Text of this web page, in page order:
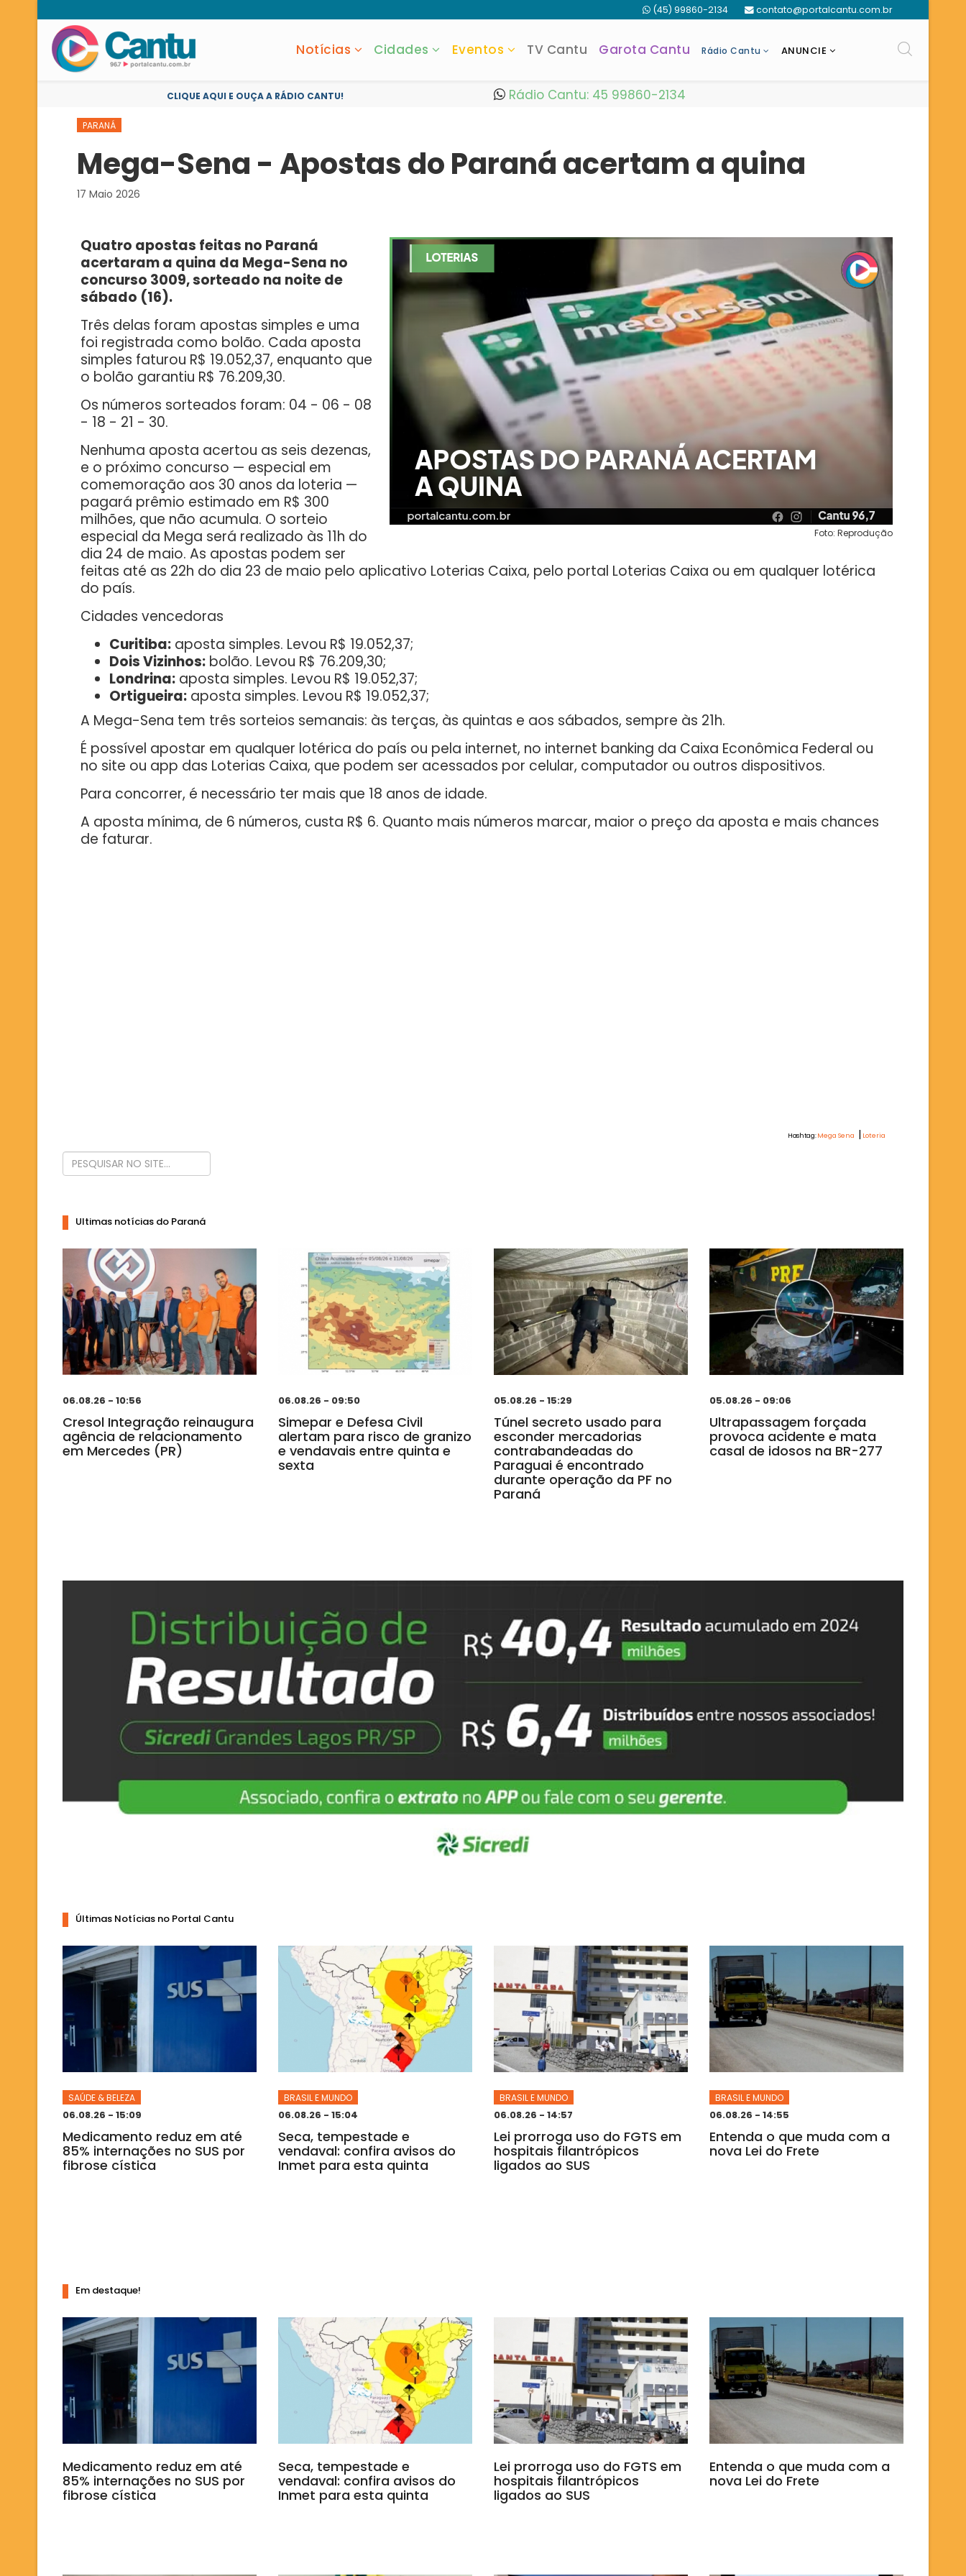
(45) 99860-2134 contato@portalcantu.com.br
Notícias Cidades Eventos TV Cantu Garota Cantu Rádio Cantu ANUNCIE
CLIQUE AQUI E OUÇA A RÁDIO CANTU! Rádio Cantu: 45 99860-2134
PARANÁ
Mega-Sena - Apostas do Paraná acertam a quina
17 Maio 2026
Foto: Reprodução
Quatro apostas feitas no Paraná
acertaram a quina da Mega-Sena no
concurso 3009, sorteado na noite de
sábado (16).
Três delas foram apostas simples e uma
foi registrada como bolão. Cada aposta
simples faturou R$ 19.052,37, enquanto que
o bolão garantiu R$ 76.209,30.
Os números sorteados foram: 04 - 06 - 08
- 18 - 21 - 30.
Nenhuma aposta acertou as seis dezenas,
e o próximo concurso — especial em
comemoração aos 30 anos da loteria —
pagará prêmio estimado em R$ 300
milhões, que não acumula. O sorteio
especial da Mega será realizado às 11h do
dia 24 de maio. As apostas podem ser
feitas até as 22h do dia 23 de maio pelo aplicativo Loterias Caixa, pelo portal Loterias Caixa ou em qualquer lotérica
do país.
Cidades vencedoras
Curitiba: aposta simples. Levou R$ 19.052,37;
Dois Vizinhos: bolão. Levou R$ 76.209,30;
Londrina: aposta simples. Levou R$ 19.052,37;
Ortigueira: aposta simples. Levou R$ 19.052,37;
A Mega-Sena tem três sorteios semanais: às terças, às quintas e aos sábados, sempre às 21h.
É possível apostar em qualquer lotérica do país ou pela internet, no internet banking da Caixa Econômica Federal ou
no site ou app das Loterias Caixa, que podem ser acessados por celular, computador ou outros dispositivos.
Para concorrer, é necessário ter mais que 18 anos de idade.
A aposta mínima, de 6 números, custa R$ 6. Quanto mais números marcar, maior o preço da aposta e mais chances
de faturar.
Hashtag:Mega Sena | Loteria
Ultimas notícias do Paraná
06.08.26 - 10:56
Cresol Integração reinaugura
agência de relacionamento
em Mercedes (PR)
06.08.26 - 09:50
Simepar e Defesa Civil
alertam para risco de granizo
e vendavais entre quinta e
sexta
05.08.26 - 15:29
Túnel secreto usado para
esconder mercadorias
contrabandeadas do
Paraguai é encontrado
durante operação da PF no
Paraná
05.08.26 - 09:06
Ultrapassagem forçada
provoca acidente e mata
casal de idosos na BR-277
Últimas Notícias no Portal Cantu
SAÚDE & BELEZA
06.08.26 - 15:09
Medicamento reduz em até
85% internações no SUS por
fibrose cística
BRASIL E MUNDO
06.08.26 - 15:04
Seca, tempestade e
vendaval: confira avisos do
Inmet para esta quinta
BRASIL E MUNDO
06.08.26 - 14:57
Lei prorroga uso do FGTS em
hospitais filantrópicos
ligados ao SUS
BRASIL E MUNDO
06.08.26 - 14:55
Entenda o que muda com a
nova Lei do Frete
Em destaque!
Medicamento reduz em até
85% internações no SUS por
fibrose cística
Seca, tempestade e
vendaval: confira avisos do
Inmet para esta quinta
Lei prorroga uso do FGTS em
hospitais filantrópicos
ligados ao SUS
Entenda o que muda com a
nova Lei do Frete